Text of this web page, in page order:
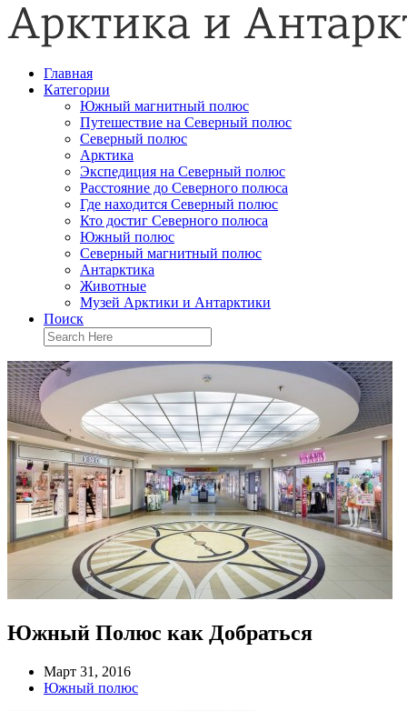
Главная
Категории
Южный магнитный полюс
Путешествие на Северный полюс
Северный полюс
Арктика
Экспедиция на Северный полюс
Расстояние до Северного полюса
Где находится Северный полюс
Кто достиг Северного полюса
Южный полюс
Северный магнитный полюс
Антарктика
Животные
Музей Арктики и Антарктики
Поиск
Южный Полюс как Добраться
Март 31, 2016
Южный полюс